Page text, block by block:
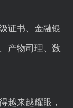
证书、金融银
产物司理、数
来越耀眼，